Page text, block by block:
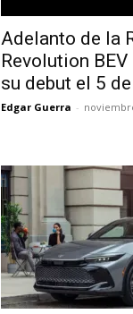
Adelanto de la
Revolution
su debut el 5
Edgar Guerra -